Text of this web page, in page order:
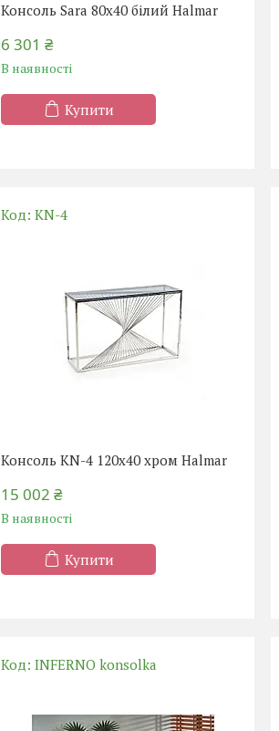
Консоль Sara 80x40 білий Halmar
6 301 ₴
В наявності
Купити
KN-4
Консоль KN-4 120x40 хром Halmar
15 002 ₴
В наявності
Купити
INFERNO konsolka